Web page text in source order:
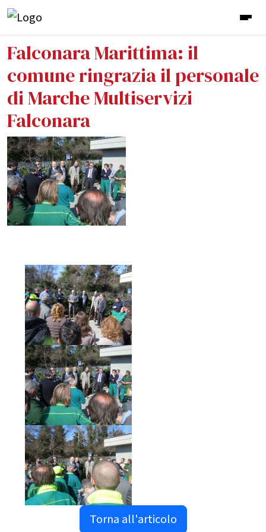
Falconara Marittima: il
comune ringrazia il personale
di Marche Multiservizi
Falconara
Torna all'articolo